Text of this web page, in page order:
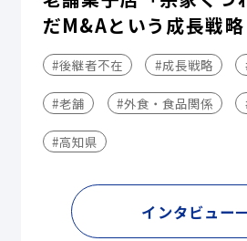
だM&Aという成長戦略
#後継者不在 #成長戦略
#老舗 #外食・食品関係
#高知県
インタビュー